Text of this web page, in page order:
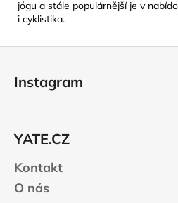
jógu a stále populárnější je v
i cyklistika.
Instagram
YATE.CZ
Kontakt
O nás